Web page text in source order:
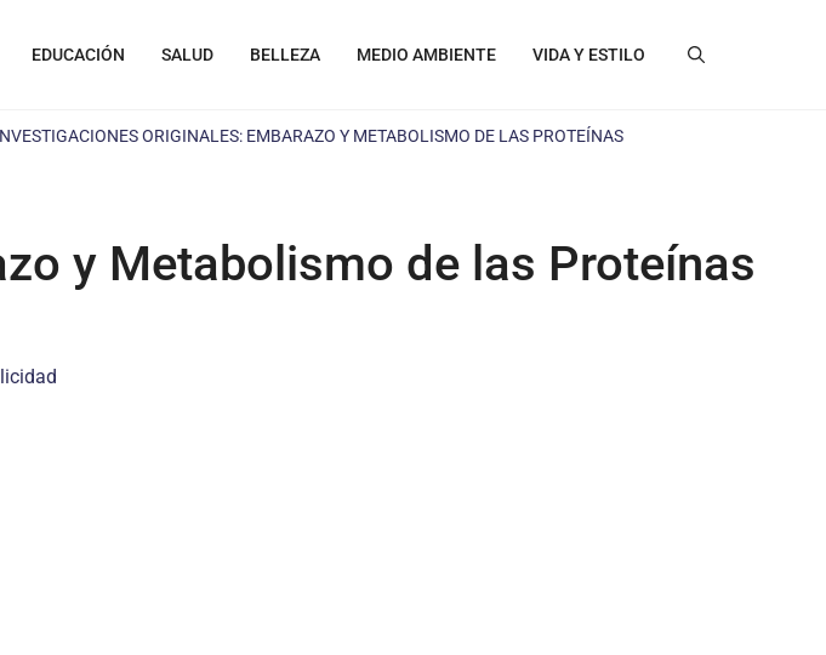
EDUCACIÓN SALUD BELLEZA MEDIO AMBIENTE VIDA Y ESTILO
ORIGINALES: EMBARAZO Y METABOLISMO DE LAS PROTEÍNAS
y Metabolismo de las Proteínas